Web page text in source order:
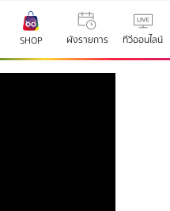
SHOP ผังรายการ ทีวีออนไลน์